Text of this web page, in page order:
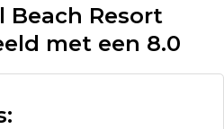
Beach Resort
met een 8.0